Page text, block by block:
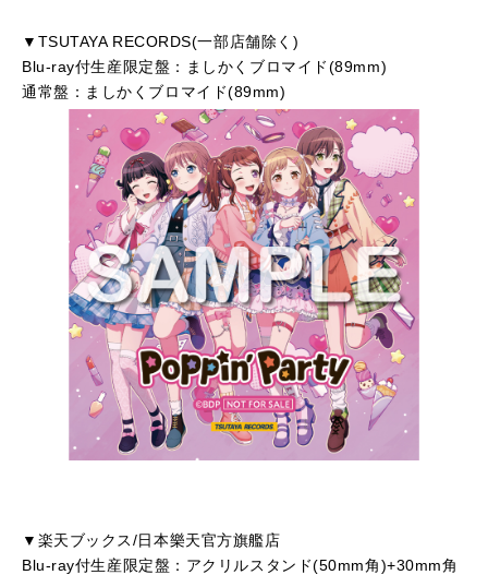
▼TSUTAYA RECORDS(一部店舗除く)
Blu-ray付生産限定盤：ましかくブロマイド(89mm)
通常盤：ましかくブロマイド(89mm)
▼楽天ブックス/日本樂天官方旗艦店
Blu-ray付生産限定盤：アクリルスタンド(50mm角)+30mm角